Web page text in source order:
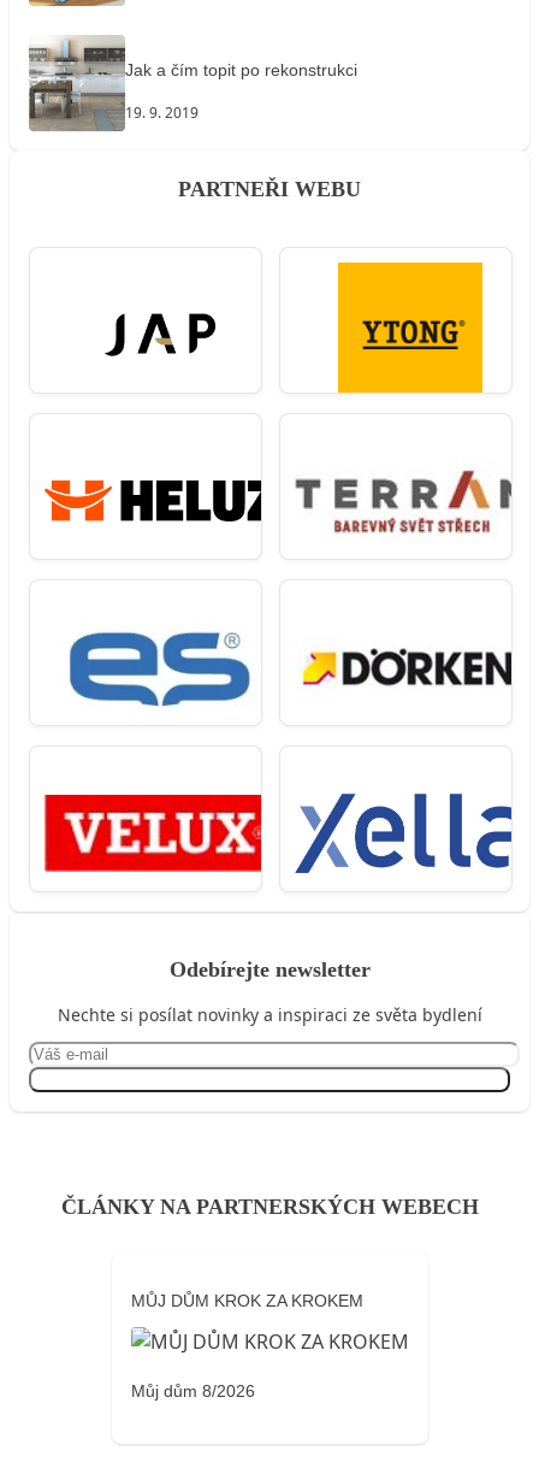
Jak a čím topit po rekonstrukci
19. 9. 2019
PARTNEŘI WEBU
Odebírejte newsletter
Nechte si posílat novinky a inspiraci ze světa bydlení
ČLÁNKY NA PARTNERSKÝCH WEBECH
MŮJ DŮM KROK ZA KROKEM
Můj dům 8/2026